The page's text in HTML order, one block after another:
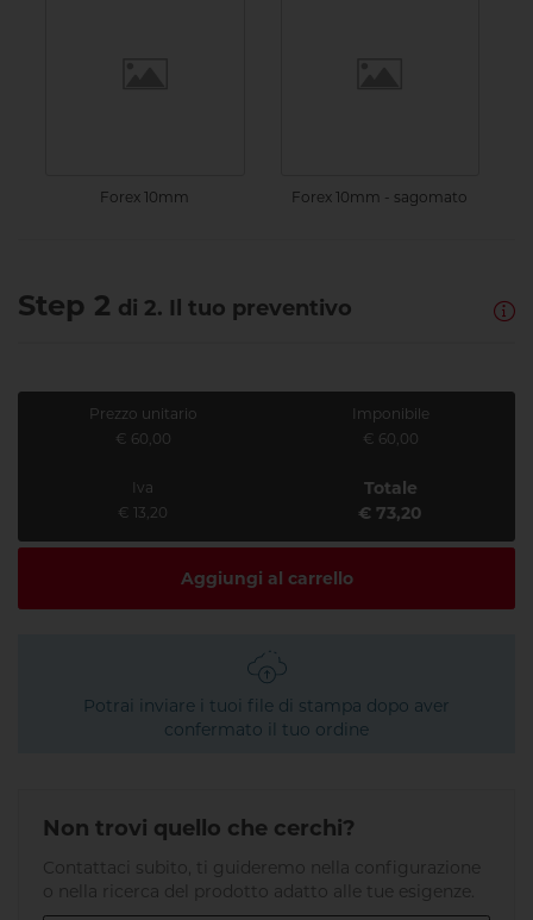
Forex 10mm Forex 10mm - sagomato
Step 2 di 2. Il tuo preventivo
Prezzo unitario
€ 60,00
Imponibile
€ 60,00
Iva
€ 13,20
Totale
€ 73,20
Aggiungi al carrello
Potrai inviare i tuoi file di stampa dopo aver
confermato il tuo ordine
Non trovi quello che cerchi?
Contattaci subito, ti guideremo nella configurazione
o nella ricerca del prodotto adatto alle tue esigenze.